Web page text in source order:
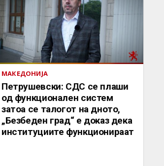
МАКЕДОНИЈА
Петрушевски: СДС се плаши
од функционален систем
затоа се талогот на дното,
„Безбеден град“ е доказ дека
институциите функционираат